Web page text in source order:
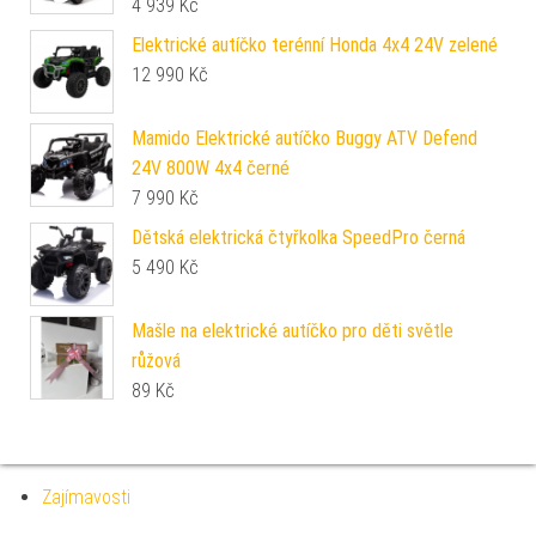
4 939 Kč
Elektrické autíčko terénní Honda 4x4 24V zelené
12 990 Kč
Mamido Elektrické autíčko Buggy ATV Defend
24V 800W 4x4 černé
7 990 Kč
Dětská elektrická čtyřkolka SpeedPro černá
5 490 Kč
Mašle na elektrické autíčko pro děti světle
růžová
89 Kč
Zajímavosti